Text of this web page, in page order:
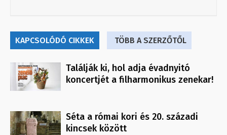
KAPCSOLÓDÓ CIKKEK TÖBB A SZERZŐTŐL
Találják ki, hol adja évadnyitó
koncertjét a filharmonikus zenekar!
Séta a római kori és 20. századi
kincsek között